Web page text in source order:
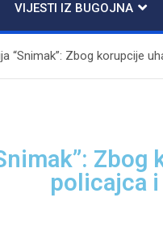
VIJESTI IZ BUGOJNA
“Snimak”: Zbog korupcije
policajca